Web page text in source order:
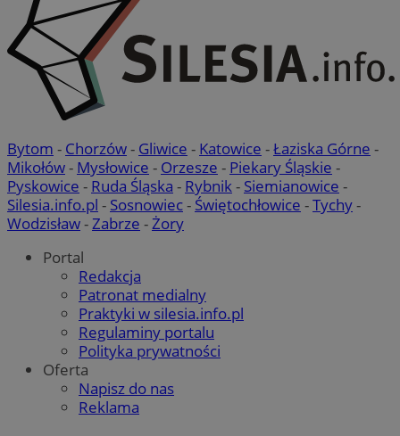
Bytom - Chorzów- Gliwice - Katowice -Łaziska Górne -
Mikołów- Mysłowice - Orzesze - Piekary Śląskie -
Pyskowice - Ruda Śląska - Rybnik- Siemianowice -
Silesia.info.pl - Sosnowiec- Świętochłowice -Tychy-
Wodzisław-Zabrze -Żory
Portal
Redakcja
Patronat medialny
Praktyki w silesia.info.pl
Regulaminy portalu
Polityka prywatności
Oferta
Napisz do nas
Reklama